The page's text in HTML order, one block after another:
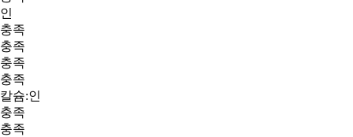
인
충족
충족
충족
충족
칼슘:인
충족
충족